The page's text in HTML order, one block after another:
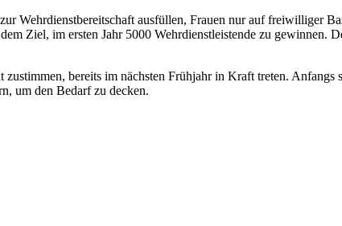
Wehrdienstbereitschaft ausfüllen, Frauen nur auf freiwilliger
Ziel, im ersten Jahr 5000 Wehrdienstleistende zu gewinnen.
zustimmen, bereits im nächsten Frühjahr in Kraft treten.
um den Bedarf zu decken.